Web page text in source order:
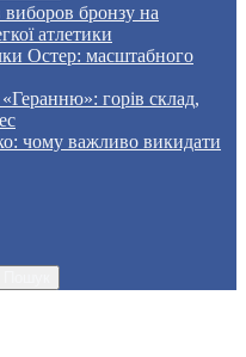
бронзу на
атлетики
Остер: масштабного
горів склад,
чому важливо викидати